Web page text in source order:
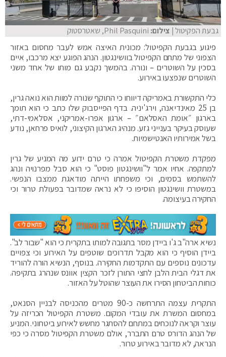
גבעת הפקיטול| צילום: Phil Pasquini, שאטרסטוק
פיגוע בגבעת הקפיטול: מכונית האיצה אמש לעבר מחסום באזור
הצפוני של מתחם הקפיטול בוושינגטון. הנהג הפוגע יצא מרכבו, איים
בסכין על השוטרים – ונורה. בהמשך נקבע גם מותו של אחד משני
השוטרים שנפצעו באירוע.
כלי התקשורת באמריקה דיווחו כי התוקף שנורה למוות הוא נואה גרין,
בן 25 מאינדיאנה, וירג'יניה. בדף הפייסבוק שלו כתב כי הוא תומך
בארגון ״אומת האסלאם״ – ארגון אפרו-אמריקני, אסלאמי-דתי,
שעוסק בעיקר בענייני גזע. מנהיג הארגון הקיצוני, לואיס פרחאן, נודע
בשל אמירותיו האנטישמיות.
מפקדת משטרת הקפיטול אמרה כי טרם ידוע מה המניע של גרין
למתקפה. אחיו אמר ל"וושינגטון פוסט" כי הוא סבל מפרנויה ונהג
להשתמש בסמים, וכי משפחתו הייתה מודאגת ממצבו הנפשי.
במשטרת וושינגטון הוסיפו כי לא נראה שמדובר בפעולת טרור וכי
החקירה בעיצומה.
נשיא ארה"ב ג'ו ביידן מסר בתגובה למותו בתקרית כי הוא "שבור לב".
ביידן הוסיף כי הוא מקבל תדרוכים שוטפים על האירוע וכי צפויים
עדכונים נוספים עם התקדמות החקירה. בנוסף, הנשיא הורה להוריד
את דגלי הבית הלבן לחצי התורן לזכר הקצין אוונס שנהרג בתקיפה.
כוחות הביטחון הסירו את העוצר שהוטל על האזור.
התקרית עצמה התרחשה כ-90 מטרים מהכניסה לבניין הסנאט,
במחסום המשרת את עובדי המקום. משטרת הקפיטול הכריזה על
עוצר וקראה לנוכחים במתחם להסתגר מחשש לאירוע ביטחוני. המניע
של הנהג הדורס טרם התברר, אולם משטרת הקפיטול מסרה כי כפי
הנראה, לא מדובר באירוע טרור.